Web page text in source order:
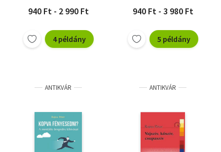
940 Ft - 2 990 Ft
4 példány
940 Ft - 3 980 Ft
5 példány
ANTIKVÁR ANTIKVÁR